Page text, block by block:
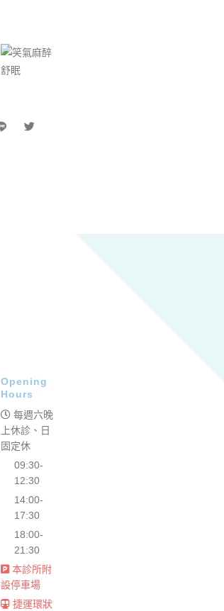
Opening
Hours
每週六晚
上休診、日
固定休
09:30-
12:30
14:00-
17:30
18:00-
21:30
本診所附
設停車場
捷運環狀